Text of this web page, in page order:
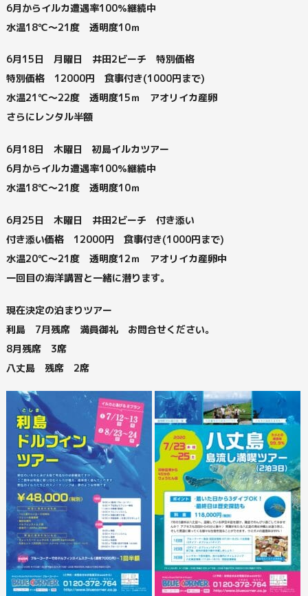
6月からイルカ遭遇率100％継続中
水温18℃～21度 透明度10ｍ
6月15日 月曜日 井田2ビーチ 特別価格
特別価格 12000円 食事付き(1000円まで)
水温21℃～22度 透明度15ｍ アオリイカ産卵
さらにレンタル半額
6月18日 木曜日 初島イルカツアー
6月からイルカ遭遇率100％継続中
水温18℃～21度 透明度10ｍ
6月25日 木曜日 井田2ビーチ 付き添い
付き添い価格 12000円 食事付き(1000円まで)
水温20℃～21度 透明度12ｍ アオリイカ産卵中
一回目の海洋講習と一緒に潜ります。
現在決定の泊まりツアー
利島 7月残席 満員御礼 お問合せください。
8月残席 3席
八丈島 残席 2席